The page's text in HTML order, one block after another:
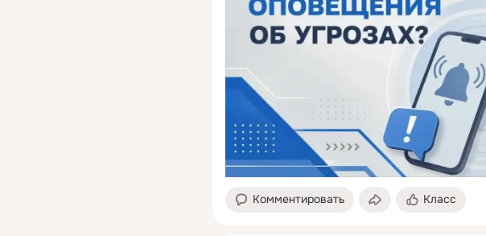
Комментировать Класс